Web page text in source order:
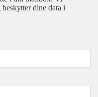
dine data i